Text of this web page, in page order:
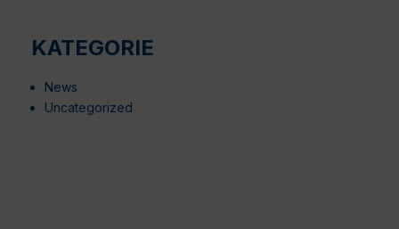
KATEGORIE
News
Uncategorized